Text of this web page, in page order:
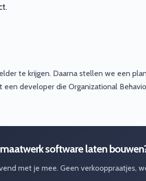
te krijgen. Daarna stellen we een
een developer die Organizational
software laten
met je mee. Geen verkooppraatjes,